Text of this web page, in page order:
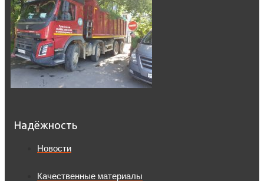
Надёжность
Новости
Качественные материалы